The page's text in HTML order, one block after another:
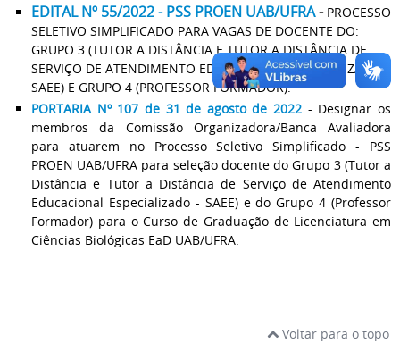
EDITAL Nº 55/2022 - PSS PROEN UAB/UFRA-PROCESSO
SELETIVO SIMPLIFICADO PARA VAGAS DE DOCENTE DO:
GRUPO 3 (TUTOR A DISTÂNCIA E TUTOR A DISTÂNCIA DE
SERVIÇO DE ATENDIMENTO EDUCACIONAL ESPECIALIZADO -
SAEE) E GRUPO 4 (PROFESSOR FORMADOR).
PORTARIA Nº 107 de 31 de agosto de 2022 - Designar os
membros da Comissão Organizadora/Banca Avaliadora
para atuarem no Processo Seletivo Simplificado - PSS
PROEN UAB/UFRA para seleção docente do Grupo 3 (Tutor a
Distância e Tutor a Distância de Serviço de Atendimento
Educacional Especializado - SAEE) e do Grupo 4 (Professor
Formador) para o Curso de Graduação de Licenciatura em
Ciências Biológicas EaD UAB/UFRA.
Voltar para o topo